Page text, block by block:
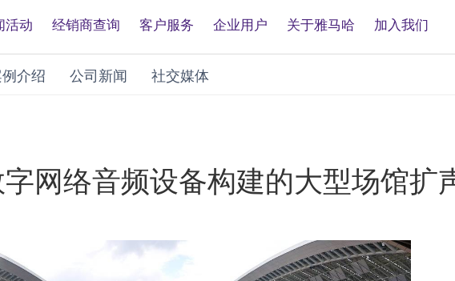
活动 经销商查询 客户服务 企业用户 关于雅马哈 加入我们
介绍 公司新闻 社交媒体
网络音频设备构建的大型场馆扩